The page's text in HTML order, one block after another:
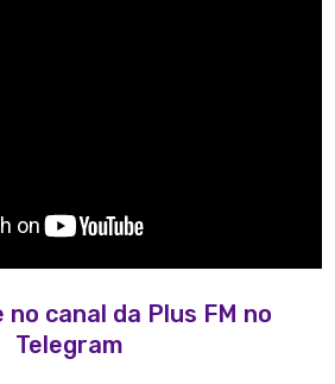
no canal da Plus FM no
Telegram